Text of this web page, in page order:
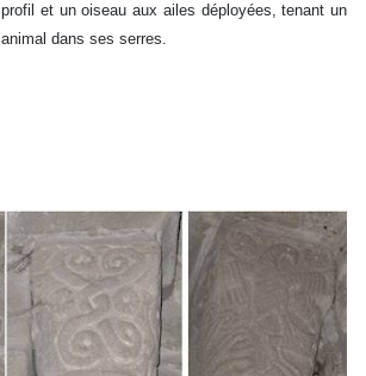
profil et un oiseau aux ailes déployées, tenant un
animal dans ses serres.